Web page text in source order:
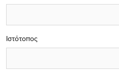
Ιστότοπος